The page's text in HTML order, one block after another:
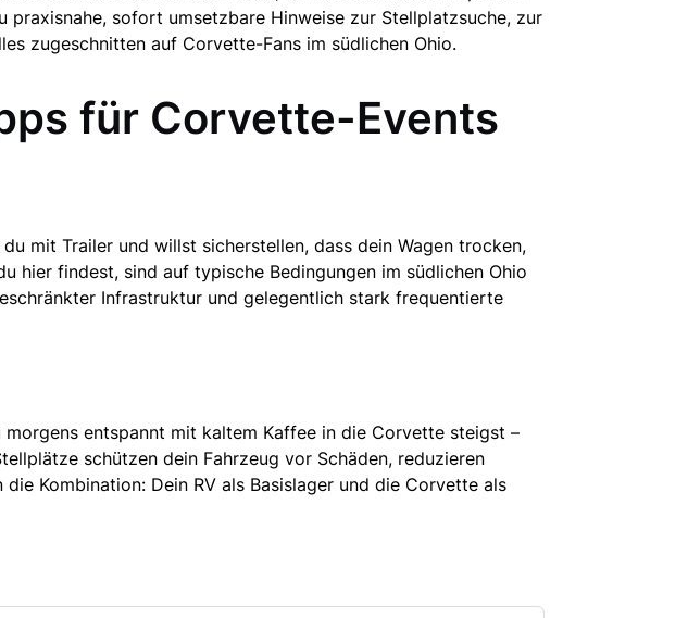
sofort umsetzbare Hinweise zur Stellplatzsuche, zur
zugeschnitten auf Corvette-Fans im südlichen Ohio.
für Corvette-Events
mit Trailer und willst sicherstellen, dass dein Wagen trocken,
hier findest, sind auf typische Bedingungen im südlichen Ohio
Infrastruktur und gelegentlich stark frequentierte
entspannt mit kaltem Kaffee in die Corvette steigst –
schützen dein Fahrzeug vor Schäden, reduzieren
Kombination: Dein RV als Basislager und die Corvette als